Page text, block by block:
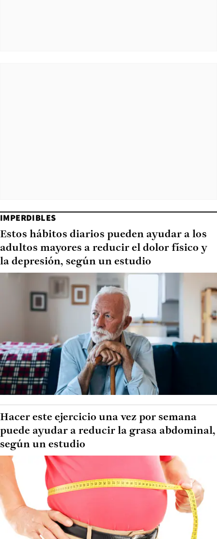
IMPERDIBLES
Estos hábitos diarios pueden ayudar a los
adultos mayores a reducir el dolor físico y
la depresión, según un estudio
Hacer este ejercicio una vez por semana
puede ayudar a reducir la grasa abdominal,
según un estudio